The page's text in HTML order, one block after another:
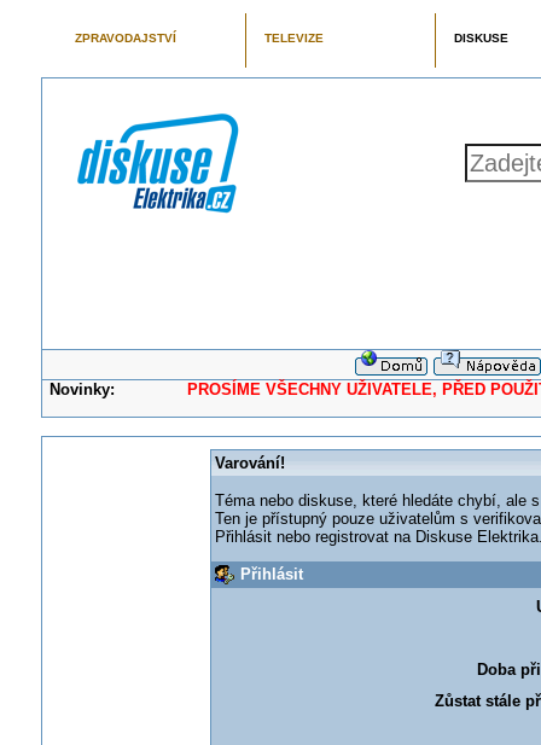
ZPRAVODAJSTVÍ TELEVIZE DISKUSE
Novinky: PROSÍME VŠECHNY UŽIVATELE, PŘED
Varování!
Téma nebo diskuse, které hledáte chybí, ale
Ten je přístupný pouze uživatelům s
Přihlásit nebo registrovat na Diskuse
Přihlásit
Doba
Zůstat stále